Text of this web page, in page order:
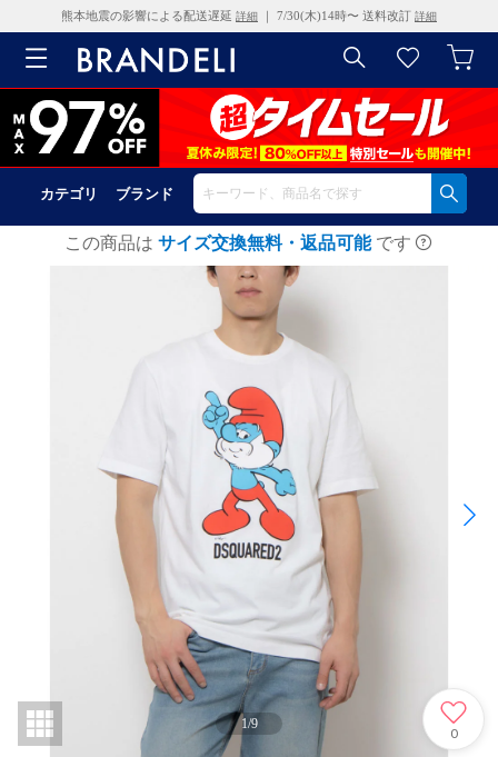
熊本地震の影響による配送遅延 詳細 ｜ 7/30(木)14時〜 送料改訂 詳細
カテゴリ ブランド
この商品は サイズ交換無料・返品可能 です
1/9
0